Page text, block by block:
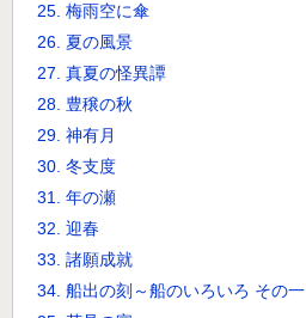
25. 梅雨空に傘
26. 夏の風景
27. 真夏の怪異譚
28. 豊穣の秋
29. 神有月
30. 冬支度
31. 年の瀬
32. 迎春
33. 諸願成就
34. 船出の刻～船のいろいろ その一